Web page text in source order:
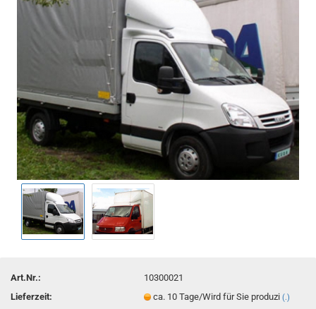
Art.Nr.:
10300021
Lieferzeit:
ca. 10 Tage/Wird für Sie produzi(.)